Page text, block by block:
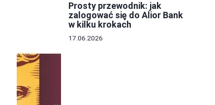
Prosty przewodnik: jak
zalogować się do Alior Bank
w kilku krokach
17.06.2026